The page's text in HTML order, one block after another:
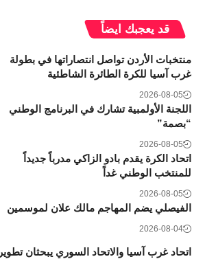
قد يعجبك ايضاً
منتخبات الأردن تواصل انتصاراتها في بطولة
غرب آسيا للكرة الطائرة الشاطئية
2026-08-05
اللجنة الأولمبية تشارك في البرنامج الوطني
“بصمة”
2026-08-05
اتحاد الكرة يقدم بادو الزاكي مدرباً جديداً
للمنتخب الوطني غداً
2026-08-05
الفيصلي يضم المهاجم مالك علان لموسمين
2026-08-04
اتحاد غرب آسيا والاتحاد السوري يبحثان تطوير